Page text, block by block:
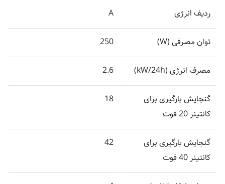
ردیف انرژی A
توان مصرفی (W) 250
مصرف انرژی (kW/24h) 2.6
گنجایش بارگیری برای
کانتینر 20 فوت
18
گنجایش بارگیری برای
کانتینر 40 فوت
42